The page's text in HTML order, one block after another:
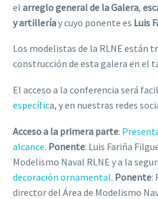
el arreglo general de la Galera,
y artilleríay cuyo ponente es Luis
Los modelistas de la RLNE están
construcción de esta galera en el
El acceso a la conferencia será
específica, y en nuestras redes
Acceso a la primera parte:
alcance. Ponente: Luis Fariña
Modelismo Naval RLNE y a la
decoración ornamental. Ponente:
director del Área de Modelismo